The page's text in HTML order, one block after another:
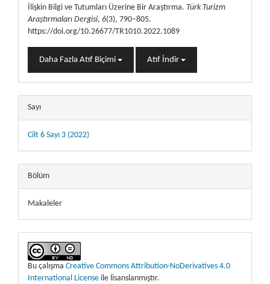
İlişkin Bilgi ve Tutumları Üzerine Bir Araştırma. Türk Turizm
Araştırmaları Dergisi, 6(3), 790–805.
https://doi.org/10.26677/TR1010.2022.1089
Daha Fazla Atıf Biçimi Atıf İndir
Sayı
Cilt 6 Sayı 3 (2022)
Bölüm
Makaleler
Bu çalışma Creative Commons Attribution-NoDerivatives 4.0
International License ile lisanslanmıştır.